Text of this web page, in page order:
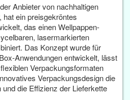
Anbieter von nachhaltigen
hat ein preisgekröntes
das einen Wellpappen-
lasermarkierten
Das Konzept wurde für
Anwendungen entwickelt, lässt
Verpackungsformaten
Verpackungsdesign die
die Effizienz der Lieferkette